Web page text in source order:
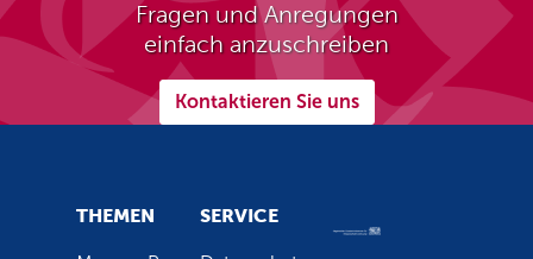
Fragen und Anregungen
einfach anzuschreiben
Kontaktieren Sie uns
THEMEN SERVICE